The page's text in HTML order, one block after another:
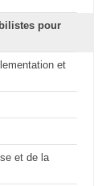
pour
et
et de la